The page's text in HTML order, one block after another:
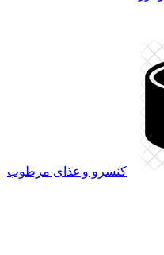
کنسرو و غذای مرطوب